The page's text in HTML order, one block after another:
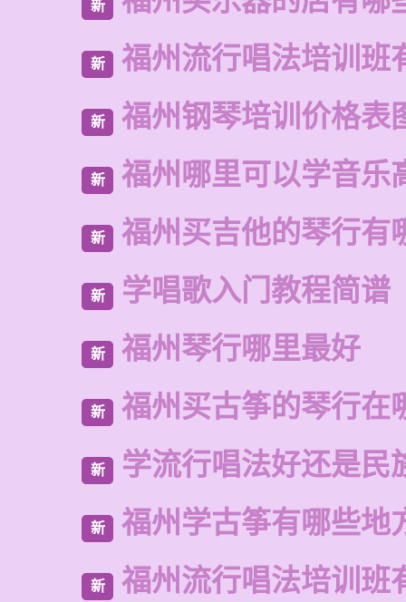
新
新 福州流行唱法培训班
新 福州钢琴培训价格表
新 福州哪里可以学音乐
新 福州买吉他的琴行有
新 学唱歌入门教程简谱
新 福州琴行哪里最好
新 福州买古筝的琴行在
新 学流行唱法好还是民
新 福州学古筝有哪些地
新 福州流行唱法培训班